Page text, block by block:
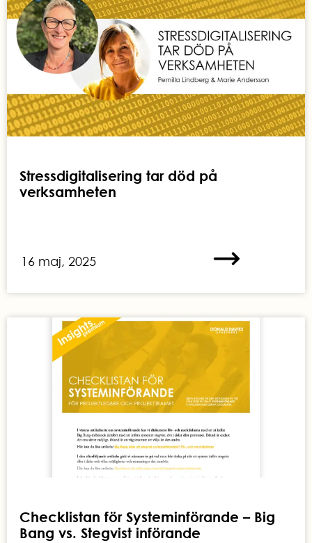
Stressdigitalisering tar död på
verksamheten
16 maj, 2025
Checklistan för Systeminförande – Big
Bang vs. Stegvist införande